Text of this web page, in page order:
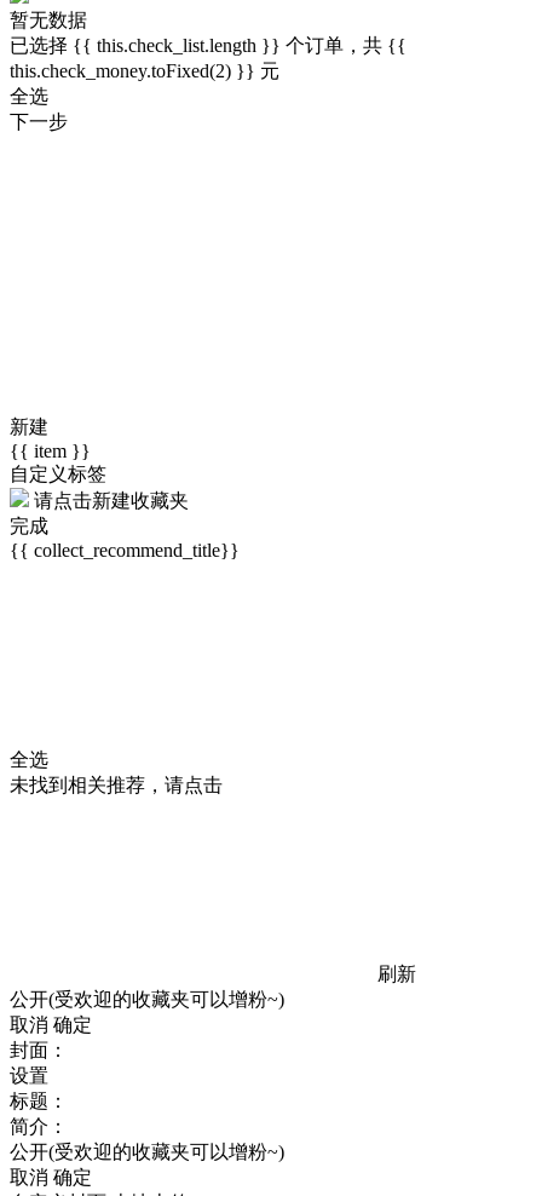
暂无数据
已选择 {{ this.check_list.length }} 个订单，共 {{
this.check_money.toFixed(2) }} 元
全选
下一步
新建
{{ item }}
自定义标签
请点击新建收藏夹
完成
{{ collect_recommend_title}}
全选
未找到相关推荐，请点击
刷新
公开(受欢迎的收藏夹可以增粉~)
取消 确定
封面：
设置
标题：
简介：
公开(受欢迎的收藏夹可以增粉~)
取消 确定